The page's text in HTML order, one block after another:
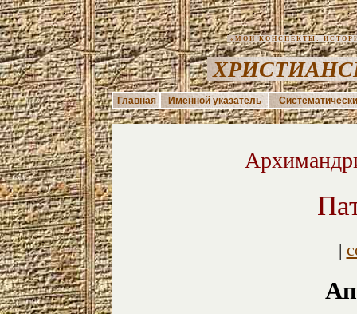
«МОИ КОНСПЕКТЫ:
Главная Именной указатель
|